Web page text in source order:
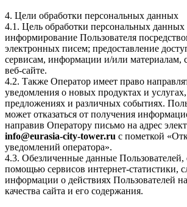
4. Цели обработки персональных данных
4.1. Цель обработки персональных
информирование Пользователя
электронных писем; предоставление
сервисам, информации и/или материалам,
веб-сайте.
4.2. Также Оператор имеет право
уведомления о новых продуктах и
предложениях и различных событиях.
может отказаться от получения
направив Оператору письмо на адрес
info@eurasia-city-tower.ru с пометкой
уведомлений оператора».
4.3. Обезличенные данные Пользователей,
помощью сервисов интернет-статистики,
информации о действиях Пользователей
качества сайта и его содержания.